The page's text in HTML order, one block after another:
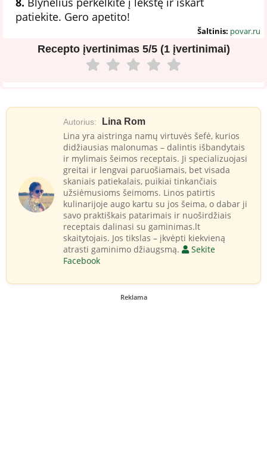
patiekite. Gero apetito!
Šaltinis: povar.ru
Recepto įvertinimas 5/5 (1 įvertinimai)
Autorius: Lina Rom
Lina yra aistringa namų virtuvės šefė, kurios
didžiausias malonumas – dalintis išbandytais
ir mylimais šeimos receptais. Ji specializuojasi
greitai ir lengvai paruošiamais, bet visada
skaniais patiekalais, puikiai tinkančiais
užsiėmusioms šeimoms. Linos patirtis
kulinarijoje augo kartu su jos šeima, o dabar ji
savo praktiškais patarimais ir nuoširdžiais
receptais dalinasi su gaminimas.lt
skaitytojais. Jos tikslas – įkvėpti kiekvieną
atrasti gaminimo džiaugsmą.
Sekite
Facebook
Reklama